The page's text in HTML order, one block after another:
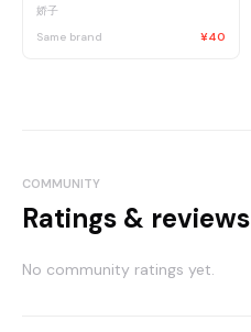
娇子
Same brand
¥40
COMMUNITY
Ratings & reviews
No community ratings yet.